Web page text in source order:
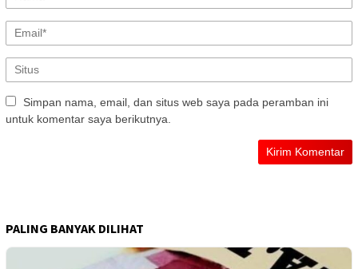
Simpan nama, email, dan situs web saya pada peramban ini
untuk komentar saya berikutnya.
PALING BANYAK DILIHAT